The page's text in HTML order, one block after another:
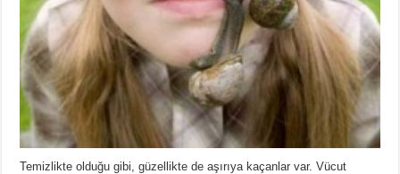
Temizlikte olduğu gibi, güzellikte de aşırıya kaçanlar var. Vücut